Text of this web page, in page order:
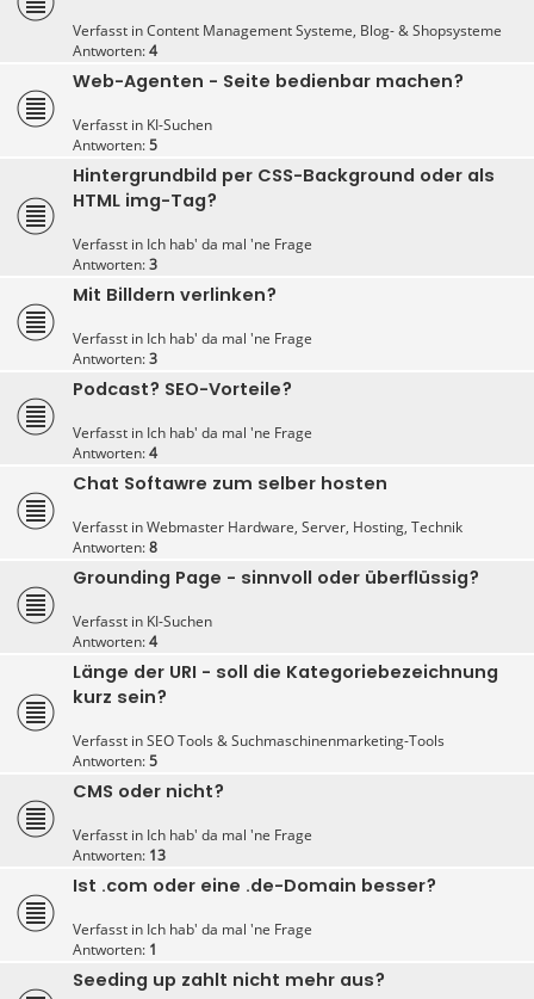
Verfasst inContent Management Systeme, Blog- & Shopsysteme
Antworten:4
Web-Agenten - Seite bedienbar machen?
Verfasst in KI-Suchen
Antworten:5
Hintergrundbild per CSS-Background oder als
HTML img-Tag?
Verfasst in Ich hab' da mal 'ne Frage
Antworten:3
Mit Billdern verlinken?
Verfasst in Ich hab' da mal 'ne Frage
Antworten:3
Podcast? SEO-Vorteile?
Verfasst in Ich hab' da mal 'ne Frage
Antworten:4
Chat Softawre zum selber hosten
Verfasst inWebmaster Hardware, Server, Hosting, Technik
Antworten:8
Grounding Page - sinnvoll oder überflüssig?
Verfasst in KI-Suchen
Antworten:4
Länge der URI - soll die Kategoriebezeichnung
kurz sein?
Verfasst inSEO Tools & Suchmaschinenmarketing-Tools
Antworten:5
CMS oder nicht?
Verfasst in Ich hab' da mal 'ne Frage
Antworten: 13
Ist .com oder eine .de-Domain besser?
Verfasst in Ich hab' da mal 'ne Frage
Antworten: 1
Seeding up zahlt nicht mehr aus?